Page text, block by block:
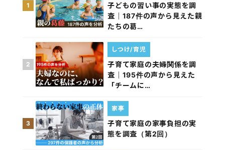
1
子どもの習い事の実態を調
査｜187件の声から見えた親
たちの葛…
2
子育て家庭の夫婦関係を調
査｜195件の声から見えた
「チームに…
しつけ/育児
3
子育て家庭の家事負担の実
態を調査（第2回）
家事